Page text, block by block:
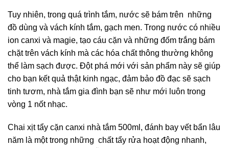
Tuy nhiên, trong quá trình tắm, nước sẽ bám trên những
đồ dùng và vách kính tắm, gạch men. Trong nước có nhiều
ion canxi và magie, tạo cáu cặn và những đốm trắng bám
chặt trên vách kính mà các hóa chất thông thường không
thể làm sạch được. Đột phá mới với sản phẩm này sẽ giúp
cho bạn kết quả thật kinh ngạc, đảm bảo đồ đạc sẽ sạch
tinh tươm, nhà tắm gia đình bạn sẽ như mới luôn trong
vòng 1 nốt nhạc.
Chai xịt tẩy cặn canxi nhà tắm 500ml, đánh bay vết bẩn lâu
năm là một trong những chất tẩy rửa hoạt động nhanh,